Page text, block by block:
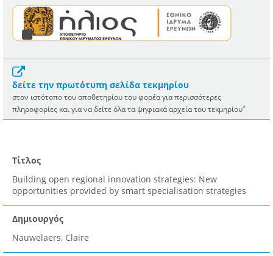
δείτε την πρωτότυπη σελίδα τεκμηρίου
στον ιστότοπο του αποθετηρίου του φορέα για περισσότερες
πληροφορίες και για να δείτε όλα τα ψηφιακά αρχεία του τεκμηρίου*
Τίτλος
Building open regional innovation strategies: New
opportunities provided by smart specialisation strategies
Δημιουργός
Nauwelaers, Claire